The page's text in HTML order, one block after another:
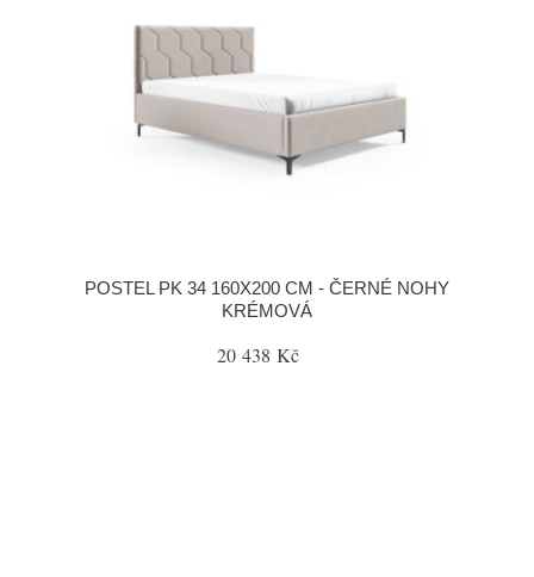
POSTEL PK 34 160X200 CM - ČERNÉ NOHY
KRÉMOVÁ
20 438 Kč